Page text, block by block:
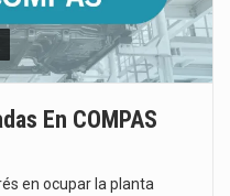
En COMPAS
en ocupar la planta